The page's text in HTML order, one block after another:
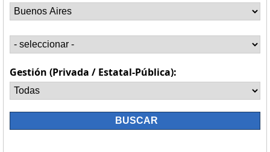
Gestión (Privada / Estatal-Pública):